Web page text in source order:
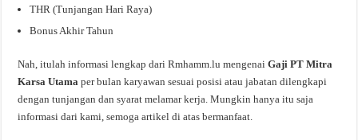
THR (Tunjangan Hari Raya)
Bonus Akhir Tahun
Nah, itulah informasi lengkap dari Rmhamm.lu mengenaiGaji PT Mitra
Karsa Utamaper bulan karyawan sesuai posisi atau jabatan dilengkapi
dengan tunjangan dan syarat melamar kerja. Mungkin hanya itu saja
informasi dari kami, semoga artikel di atas bermanfaat.